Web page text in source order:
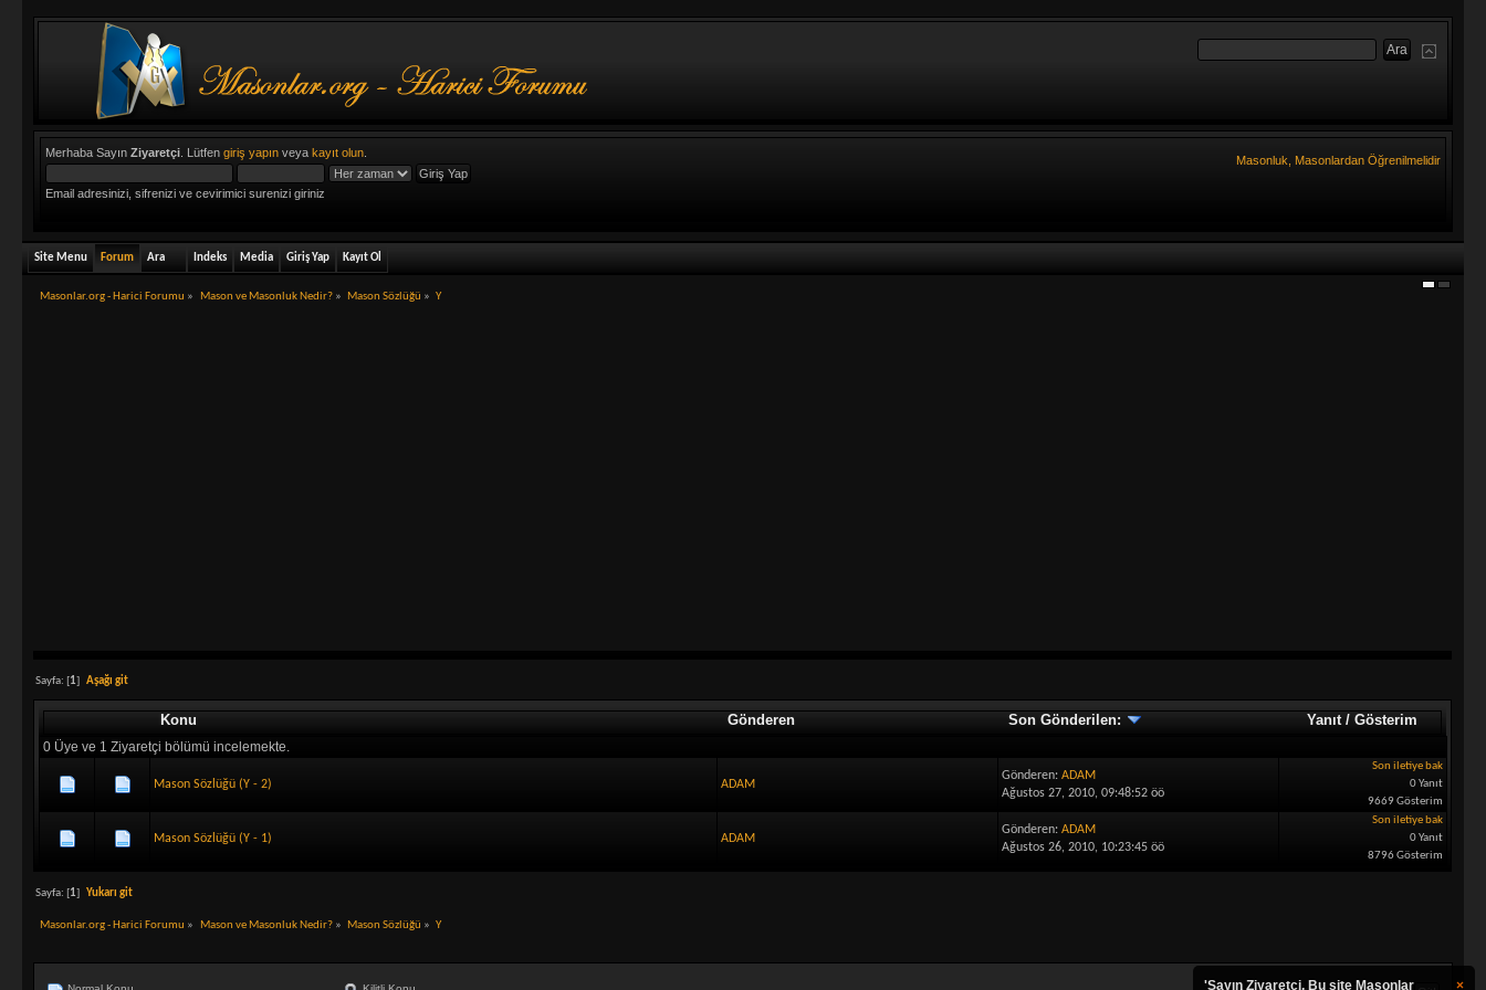
Merhaba SayınZiyaretçi . Lütfengiriş yapın veyakayıt olun
Email adresinizi, sifrenizi ve cevirimici surenizi giriniz
Masonluk, Masonlardan Öğrenilmelidir
Site Menu Forum Ara Indeks Media Giriş Yap Kayıt Ol
Masonlar.org - Harici Forumu » Mason ve Masonluk Nedir?» Mason Sözlüğü » Y
Sayfa: [1]Aşağı git
Konu Gönderen Son Gönderilen: Yanıt/Gösterim
0 Üye ve 1 Ziyaretçi bölümü incelemekte.
Mason Sözlüğü (Y - 2) ADAM
Gönderen:ADAM
Ağustos 27, 2010, 09:48:52 öö
Son iletiye bak
0 Yanıt
9669 Gösterim
Mason Sözlüğü (Y - 1) ADAM
Gönderen:ADAM
Ağustos 26, 2010, 10:23:45 öö
Son iletiye bak
0 Yanıt
8796 Gösterim
Sayfa: [1]Yukarı git
Masonlar.org - Harici Forumu » Mason ve Masonluk Nedir?» Mason Sözlüğü » Y
×
'Sayın Ziyaretçi, Bu site Masonlar